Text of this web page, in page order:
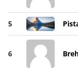
5
6